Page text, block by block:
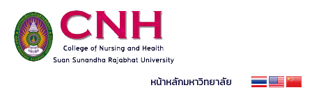
หน้าหลักมหาวิทยาลัย